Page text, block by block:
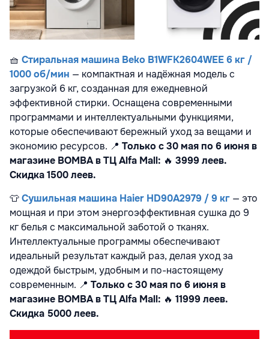
🧺 Стиральная машина Beko B1WFK2604WEE 6 кг /
1000 об/мин — компактная и надёжная модель с
загрузкой 6 кг, созданная для ежедневной
эффективной стирки. Оснащена современными
программами и интеллектуальными функциями,
которые обеспечивают бережный уход за вещами и
экономию ресурсов. 📍 Только с 30 мая по 6 июня в
магазине BOMBA в ТЦ Alfa Mall: 🔥 3999 леев.
Скидка 1500 леев.
👕Сушильная машина Haier HD90A2979 / 9 кг — это
мощная и при этом энергоэффективная сушка до 9
кг белья с максимальной заботой о тканях.
Интеллектуальные программы обеспечивают
идеальный результат каждый раз, делая уход за
одеждой быстрым, удобным и по-настоящему
современным. 📍 Только с 30 мая по 6 июня в
магазине BOMBA в ТЦ Alfa Mall: 🔥 11999 леев.
Скидка 5000 леев.